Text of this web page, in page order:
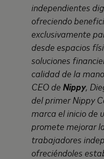
independientes
ofreciendo
exclusivamente
desde espacios
soluciones
calidad de la
CEO deNippy,
del primer Nippy
marca el inicio de
promete mejorar
trabajadores
ofreciéndoles